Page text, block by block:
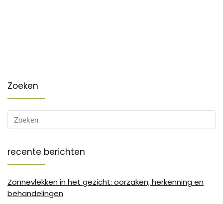
Zoeken
recente berichten
Zonnevlekken in het gezicht: oorzaken, herkenning en
behandelingen